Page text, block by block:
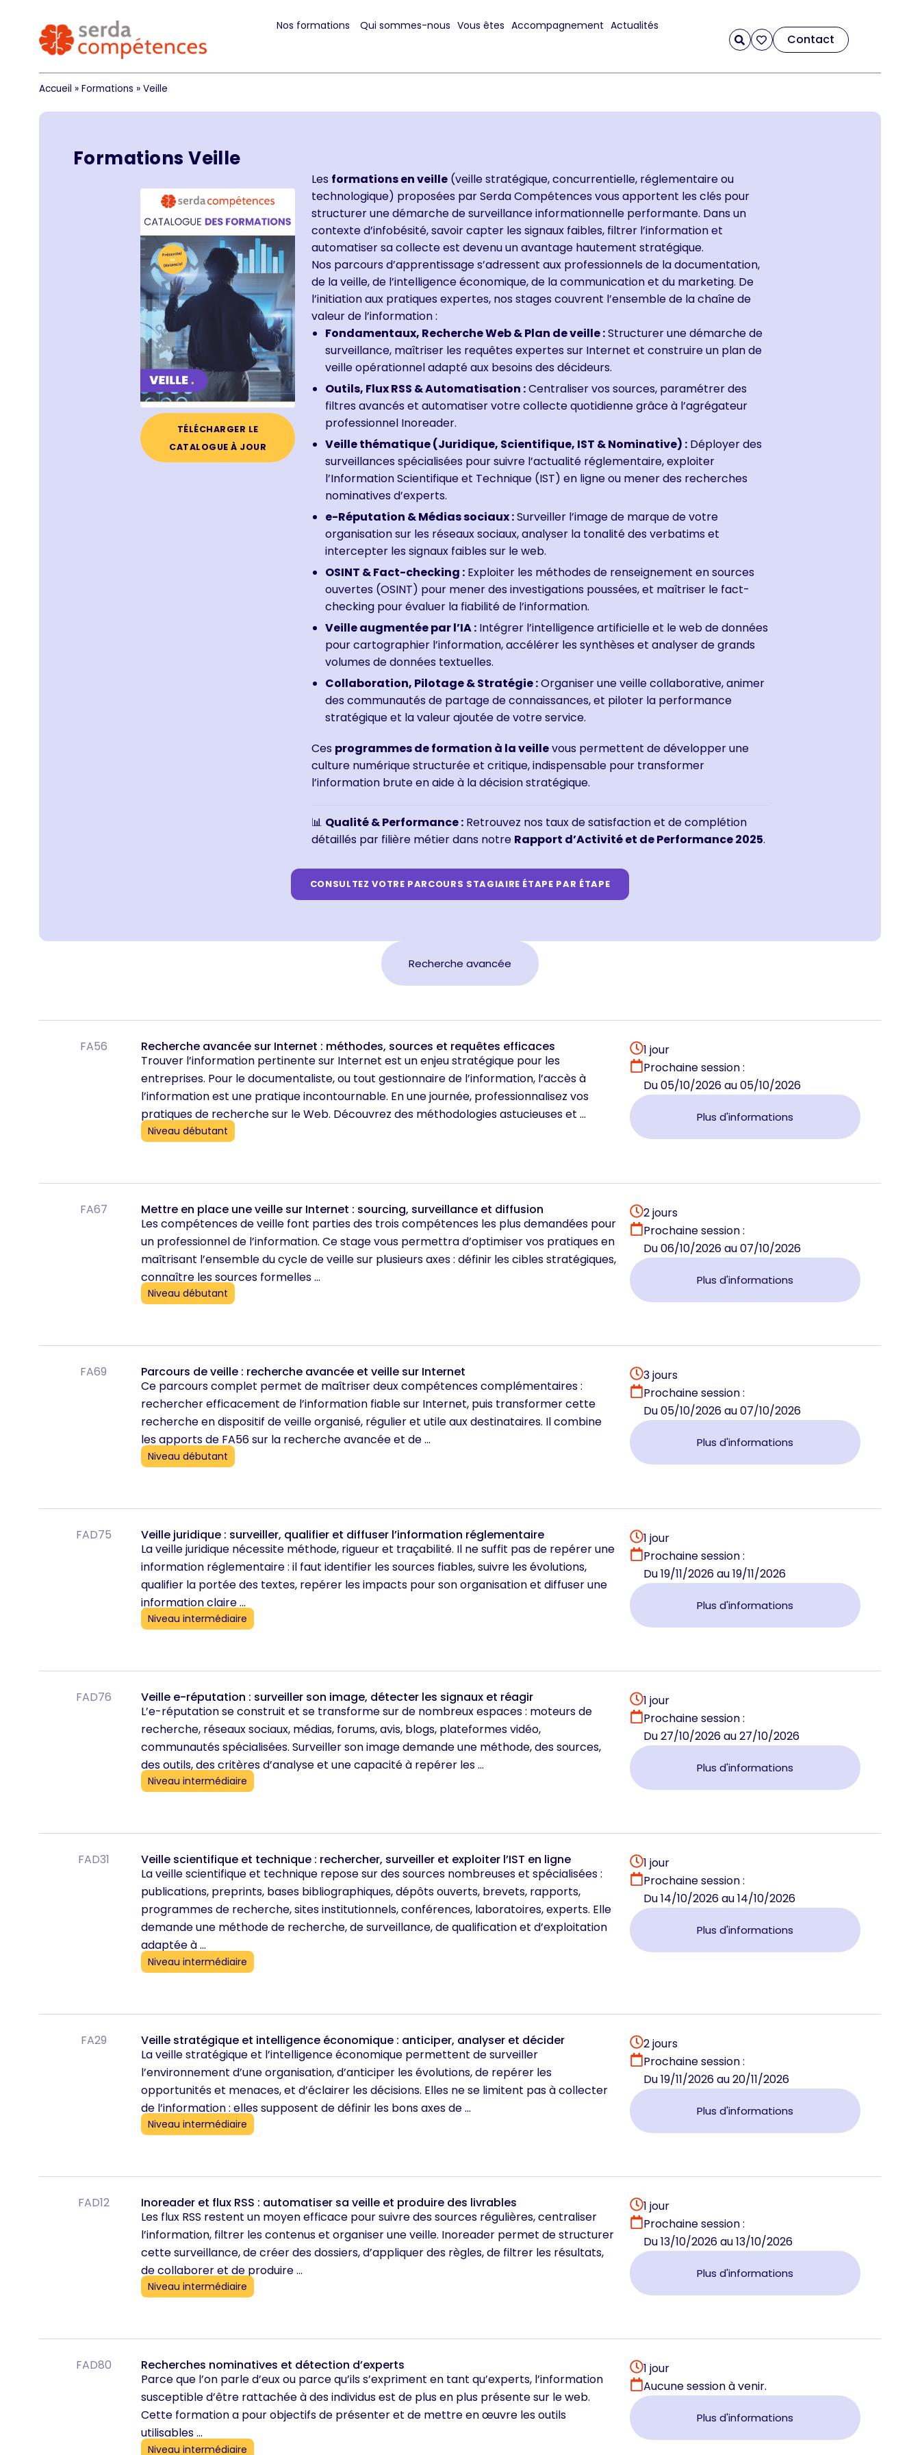
Nos formations Qui sommes-nous Vous êtes Accompagnement Actualités
Contact
Accueil » Formations » Veille
FormationsVeille
TÉLÉCHARGER LE
CATALOGUE À JOUR
Les formations enveille (veille stratégique, concurrentielle, réglementaire ou
technologique) proposées par Serda Compétences vous apportent les clés pour
structurer une démarche de surveillance informationnelle performante. Dans un
contexte d’infobésité, savoir capter les signaux faibles, filtrer l’information et
automatiser sa collecte est devenu un avantage hautement stratégique.
Nos parcours d’apprentissage s’adressent aux professionnels de la documentation,
de la veille, de l’intelligence économique, de la communication et du marketing. De
l’initiation aux pratiques expertes, nos stages couvrent l’ensemble de la chaîne de
valeur de l’information :
Fondamentaux, Recherche Web & Plan de veille :Structurer une démarche de
surveillance, maîtriser les requêtes expertes sur Internet et construire un plan de
veille opérationnel adapté aux besoins des décideurs.
Outils, Flux RSS & Automatisation :Centraliser vos sources, paramétrer des
filtres avancés et automatiser votre collecte quotidienne grâce à l’agrégateur
professionnel Inoreader.
Veille thématique (Juridique, Scientifique, IST & Nominative) : Déployer des
surveillances spécialisées pour suivre l’actualité réglementaire, exploiter
l’Information Scientifique et Technique (IST) en ligne ou mener des recherches
nominatives d’experts.
e-Réputation & Médias sociaux :Surveiller l’image de marque de votre
organisation sur les réseaux sociaux, analyser la tonalité des verbatims et
intercepter les signaux faibles sur le web.
OSINT & Fact-checking : Exploiter les méthodes de renseignement en sources
ouvertes (OSINT) pour mener des investigations poussées, et maîtriser le fact-
checking pour évaluer la fiabilité de l’information.
Veille augmentée par l’IA : Intégrer l’intelligence artificielle et le web de données
pour cartographier l’information, accélérer les synthèses et analyser de grands
volumes de données textuelles.
Collaboration, Pilotage & Stratégie :Organiser une veille collaborative, animer
des communautés de partage de connaissances, et piloter la performance
stratégique et la valeur ajoutée de votre service.
Ces programmes de formation à la veillevous permettent de développer une
culture numérique structurée et critique, indispensable pour transformer
l’information brute en aide à la décision stratégique.
📊 Qualité & Performance : Retrouvez nos taux de satisfaction et de complétion
détaillés par filière métier dans notre Rapport d’Activité et de Performance 2025.
CONSULTEZ VOTRE PARCOURS STAGIAIRE ÉTAPE PAR ÉTAPE
Recherche avancée
FA56
Recherche avancée sur Internet : méthodes, sources et requêtes efficaces
Trouver l’information pertinente sur Internet est un enjeu stratégique pour les
entreprises. Pour le documentaliste, ou tout gestionnaire de l’information, l’accès à
l’information est une pratique incontournable. En une journée, professionnalisez vos
pratiques de recherche sur le Web. Découvrez des méthodologies astucieuses et ...
Niveau débutant
1 jour
Prochaine session :
Du 05/10/2026 au 05/10/2026
Plus d'informations
FA67
Mettre en place une veille sur Internet : sourcing, surveillance et diffusion
Les compétences de veille font parties des trois compétences les plus demandées pour
un professionnel de l’information. Ce stage vous permettra d’optimiser vos pratiques en
maîtrisant l’ensemble du cycle de veille sur plusieurs axes : définir les cibles stratégiques,
connaître les sources formelles ...
Niveau débutant
2 jours
Prochaine session :
Du 06/10/2026 au 07/10/2026
Plus d'informations
FA69
Parcours de veille : recherche avancée et veille sur Internet
Ce parcours complet permet de maîtriser deux compétences complémentaires :
rechercher efficacement de l’information fiable sur Internet, puis transformer cette
recherche en dispositif de veille organisé, régulier et utile aux destinataires. Il combine
les apports de FA56 sur la recherche avancée et de ...
Niveau débutant
3 jours
Prochaine session :
Du 05/10/2026 au 07/10/2026
Plus d'informations
FAD75
Veille juridique : surveiller, qualifier et diffuser l’information réglementaire
La veille juridique nécessite méthode, rigueur et traçabilité. Il ne suffit pas de repérer une
information réglementaire : il faut identifier les sources fiables, suivre les évolutions,
qualifier la portée des textes, repérer les impacts pour son organisation et diffuser une
information claire ...
Niveau intermédiaire
1 jour
Prochaine session :
Du 19/11/2026 au 19/11/2026
Plus d'informations
FAD76
Veille e-réputation : surveiller son image, détecter les signaux et réagir
L’e-réputation se construit et se transforme sur de nombreux espaces : moteurs de
recherche, réseaux sociaux, médias, forums, avis, blogs, plateformes vidéo,
communautés spécialisées. Surveiller son image demande une méthode, des sources,
des outils, des critères d’analyse et une capacité à repérer les ...
Niveau intermédiaire
1 jour
Prochaine session :
Du 27/10/2026 au 27/10/2026
Plus d'informations
FAD31
Veille scientifique et technique : rechercher, surveiller et exploiter l’IST en ligne
La veille scientifique et technique repose sur des sources nombreuses et spécialisées :
publications, preprints, bases bibliographiques, dépôts ouverts, brevets, rapports,
programmes de recherche, sites institutionnels, conférences, laboratoires, experts. Elle
demande une méthode de recherche, de surveillance, de qualification et d’exploitation
adaptée à ...
Niveau intermédiaire
1 jour
Prochaine session :
Du 14/10/2026 au 14/10/2026
Plus d'informations
FA29
Veille stratégique et intelligence économique : anticiper, analyser et décider
La veille stratégique et l’intelligence économique permettent de surveiller
l’environnement d’une organisation, d’anticiper les évolutions, de repérer les
opportunités et menaces, et d’éclairer les décisions. Elles ne se limitent pas à collecter
de l’information : elles supposent de définir les bons axes de ...
Niveau intermédiaire
2 jours
Prochaine session :
Du 19/11/2026 au 20/11/2026
Plus d'informations
FAD12
Inoreader et flux RSS : automatiser sa veille et produire des livrables
Les flux RSS restent un moyen efficace pour suivre des sources régulières, centraliser
l’information, filtrer les contenus et organiser une veille. Inoreader permet de structurer
cette surveillance, de créer des dossiers, d’appliquer des règles, de filtrer les résultats,
de collaborer et de produire ...
Niveau intermédiaire
1 jour
Prochaine session :
Du 13/10/2026 au 13/10/2026
Plus d'informations
FAD80
Recherches nominatives et détection d’experts
Parce que l’on parle d’eux ou parce qu’ils s’expriment en tant qu’experts, l’information
susceptible d’être rattachée à des individus est de plus en plus présente sur le web.
Cette formation a pour objectifs de présenter et de mettre en œuvre les outils
utilisables ...
Niveau intermédiaire
1 jour
Aucune session à venir.
Plus d'informations